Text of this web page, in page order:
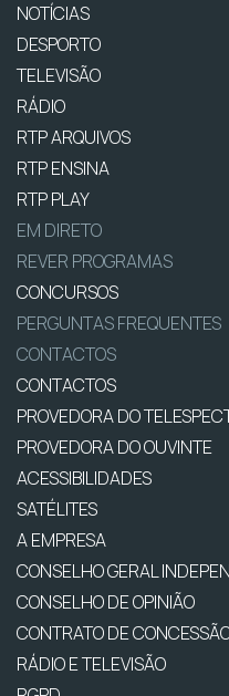
NOTÍCIAS
DESPORTO
TELEVISÃO
RÁDIO
RTP ARQUIVOS
RTP ENSINA
RTP PLAY
EM DIRETO
REVER PROGRAMAS
CONCURSOS
PERGUNTAS FREQUENTES
CONTACTOS
CONTACTOS
PROVEDORA DO
PROVEDORA DO OUVINTE
ACESSIBILIDADES
SATÉLITES
A EMPRESA
CONSELHO GERAL
CONSELHO DE OPINIÃO
CONTRATO DE
RÁDIO E TELEVISÃO